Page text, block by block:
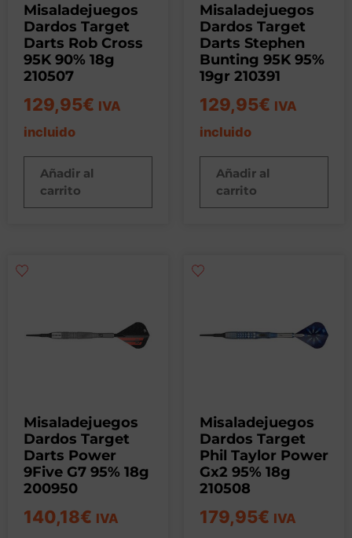
Misaladejuegos
Dardos Target
Darts Rob Cross
95K 90% 18g
210507
129,95€ IVA
incluido
Añadir al
carrito
Misaladejuegos
Dardos Target
Darts Stephen
Bunting 95K 95%
19gr 210391
129,95€ IVA
incluido
Añadir al
carrito
Misaladejuegos
Dardos Target
Darts Power
9Five G7 95% 18g
200950
140,18€ IVA
Misaladejuegos
Dardos Target
Phil Taylor Power
Gx2 95% 18g
210508
179,95€ IVA